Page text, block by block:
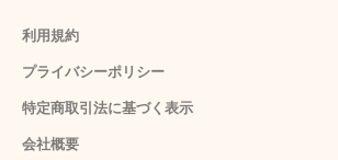
利用規約
プライバシーポリシー
特定商取引法に基づく表示
会社概要